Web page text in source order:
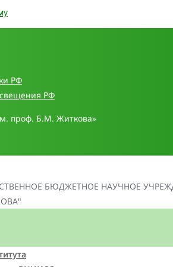
РФ
РФ
проф. Б.М. Житкова»
БЮДЖЕТНОЕ НАУЧНОЕ